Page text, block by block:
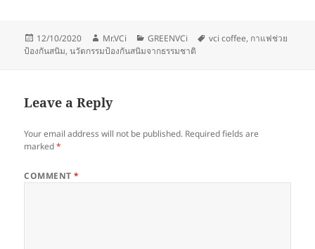
Posted
on
12/10/2020 Author
Mr.VCi Categories
GREENVCi Tags
vci coffee, กาแฟช่วย
ป้องกันสนิม,นวัตกรรมป้องกันสนิมจากธรรมชาติ
Leave a Reply
Your email address will not be published. Required fields are
marked*
COMMENT*